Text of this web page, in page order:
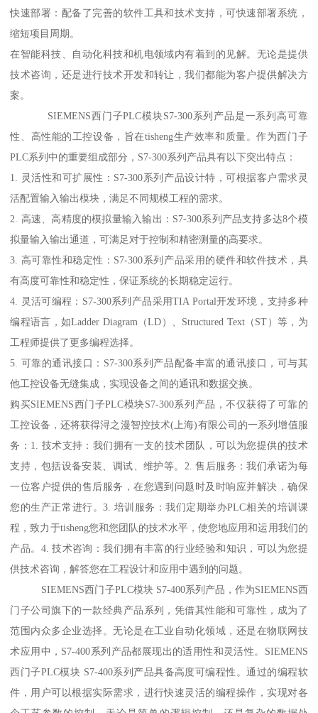
快速部署：配备了完善的软件工具和技术支持，可快速部署系统，
缩短项目周期。
在智能科技、自动化科技和机电领域内有着到的见解。无论是提供
技术咨询，还是进行技术开发和转让，我们都能为客户提供解决方
案。
SIEMENS西门子PLC模块S7-300系列产品是一系列高可靠
性、高性能的工控设备，旨在tisheng生产效率和质量。作为西门子
PLC系列中的重要组成部分，S7-300系列产品具有以下突出特点：
1. 灵活性和可扩展性：S7-300系列产品设计特，可根据客户需求灵
活配置输入输出模块，满足不同规模工程的需求。
2. 高速、高精度的模拟量输入输出：S7-300系列产品支持多达8个模
拟量输入输出通道，可满足对于控制和精密测量的高要求。
3. 高可靠性和稳定性：S7-300系列产品采用的硬件和软件技术，具
有高度可靠性和稳定性，保证系统的长期稳定运行。
4. 灵活可编程：S7-300系列产品采用TIA Portal开发环境，支持多种
编程语言，如Ladder Diagram（LD）、Structured Text（ST）等，为
工程师提供了更多编程选择。
5. 可靠的通讯接口：S7-300系列产品配备丰富的通讯接口，可与其
他工控设备无缝集成，实现设备之间的通讯和数据交换。
购买SIEMENS西门子PLC模块S7-300系列产品，不仅获得了可靠的
工控设备，还将获得浔之漫智控技术(上海)有限公司的一系列增值服
务：1. 技术支持：我们拥有一支的技术团队，可以为您提供的技术
支持，包括设备安装、调试、维护等。2. 售后服务：我们承诺为每
一位客户提供的售后服务，在您遇到问题时及时响应并解决，确保
您的生产正常进行。3. 培训服务：我们定期举办PLC相关的培训课
程，致力于tisheng您和您团队的技术水平，使您地应用和运用我们的
产品。4. 技术咨询：我们拥有丰富的行业经验和知识，可以为您提
供技术咨询，解答您在工程设计和应用中遇到的问题。
SIEMENS西门子PLC模块 S7-400系列产品，作为SIEMENS西
门子公司旗下的一款经典产品系列，凭借其性能和可靠性，成为了
范围内众多企业选择。无论是在工业自动化领域，还是在物联网技
术应用中，S7-400系列产品都展现出的适用性和灵活性。SIEMENS
西门子PLC模块 S7-400系列产品具备高度可编程性。通过的编程软
件，用户可以根据实际需求，进行快速灵活的编程操作，实现对各